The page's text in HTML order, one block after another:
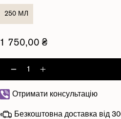
250 МЛ
1 750,00 ₴
Decrease
Increase
Отримати консультацію
Безкоштовна доставка від